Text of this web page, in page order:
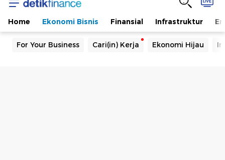
Home Ekonomi Bisnis Finansial Infrastruktur
For Your Business Cari(in) Kerja Ekonomi Hijau